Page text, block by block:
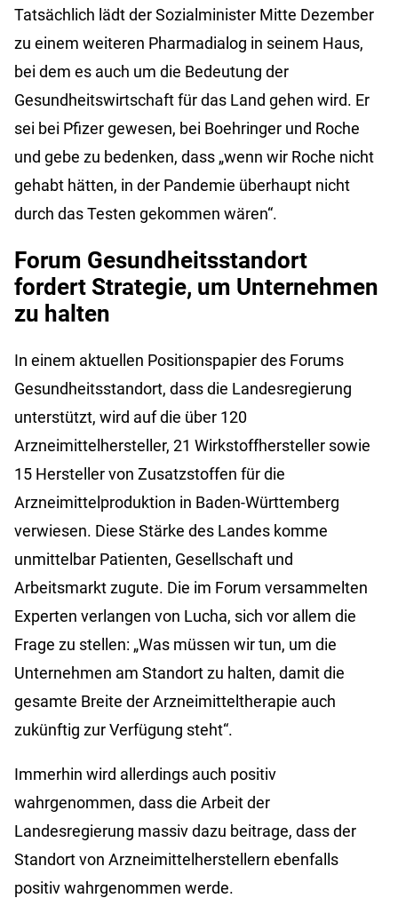
Tatsächlich lädt der Sozialminister Mitte Dezember
zu einem weiteren Pharmadialog in seinem Haus,
bei dem es auch um die Bedeutung der
Gesundheitswirtschaft für das Land gehen wird. Er
sei bei Pfizer gewesen, bei Boehringer und Roche
und gebe zu bedenken, dass „wenn wir Roche nicht
gehabt hätten, in der Pandemie überhaupt nicht
durch das Testen gekommen wären“.
Forum Gesundheitsstandort
fordert Strategie, um Unternehmen
zu halten
In einem aktuellen Positionspapier des Forums
Gesundheitsstandort, dass die Landesregierung
unterstützt, wird auf die über 120
Arzneimittelhersteller, 21 Wirkstoffhersteller sowie
15 Hersteller von Zusatzstoffen für die
Arzneimittelproduktion in Baden-Württemberg
verwiesen. Diese Stärke des Landes komme
unmittelbar Patienten, Gesellschaft und
Arbeitsmarkt zugute. Die im Forum versammelten
Experten verlangen von Lucha, sich vor allem die
Frage zu stellen: „Was müssen wir tun, um die
Unternehmen am Standort zu halten, damit die
gesamte Breite der Arzneimitteltherapie auch
zukünftig zur Verfügung steht“.
Immerhin wird allerdings auch positiv
wahrgenommen, dass die Arbeit der
Landesregierung massiv dazu beitrage, dass der
Standort von Arzneimittelherstellern ebenfalls
positiv wahrgenommen werde.